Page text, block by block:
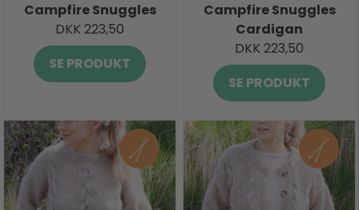
Campfire Snuggles
DKK 223,50
SE PRODUKT
Campfire Snuggles
Cardigan
DKK 223,50
SE PRODUKT